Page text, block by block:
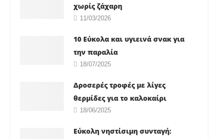
χωρίς ζάχαρη
11/03/2026
10 Εύκολα και υγιεινά σνακ για
την παραλία
18/07/2025
Δροσερές τροφές με λίγες
θερμίδες για το καλοκαίρι
18/06/2025
Εύκολη νηστίσιμη συνταγή: